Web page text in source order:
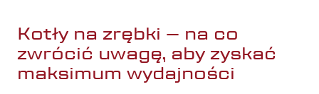
Kotły na zrębki – na co
zwrócić uwagę, aby zyskać
maksimum wydajności